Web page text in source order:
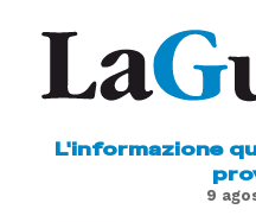
L'informazione
9